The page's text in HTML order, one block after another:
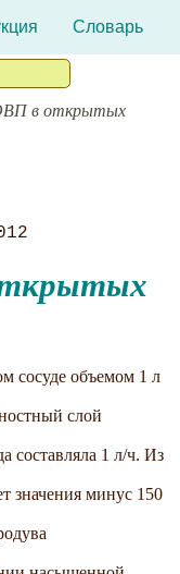
Словарь
в открытых
сосуде объемом 1 л
слой
составляла 1 л/ч. Из
значения минус 150